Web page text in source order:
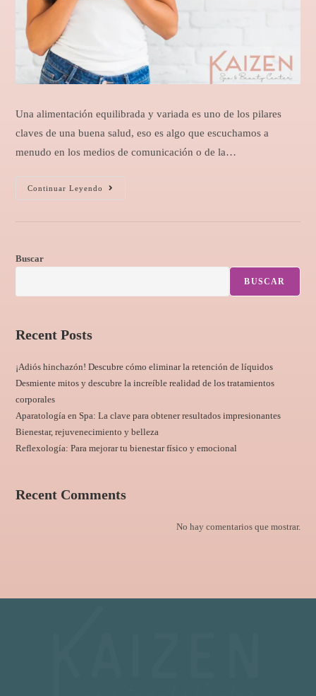
Una alimentación equilibrada y variada es uno de los pilares
claves de una buena salud, eso es algo que escuchamos a
menudo en los medios de comunicación o de la…
Continuar Leyendo
Buscar
BUSCAR
Recent Posts
¡Adiós hinchazón! Descubre cómo eliminar la retención de líquidos
Desmiente mitos y descubre la increíble realidad de los tratamientos
corporales
Aparatología en Spa: La clave para obtener resultados impresionantes
Bienestar, rejuvenecimiento y belleza
Reflexología: Para mejorar tu bienestar físico y emocional
Recent Comments
No hay comentarios que mostrar.